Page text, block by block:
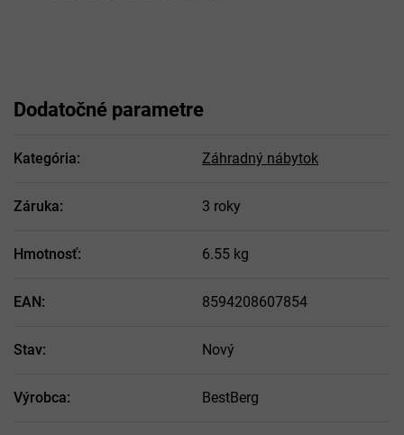
Dodatočné parametre
Kategória: Záhradný nábytok
Záruka: 3 roky
Hmotnosť: 6.55 kg
EAN: 8594208607854
Stav: Nový
Výrobca: BestBerg